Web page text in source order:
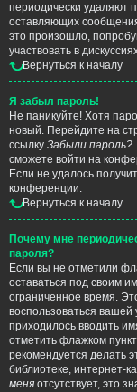
периодически удаляют
оставляющих
это произошло,
участвовать в
Вернуться к началу
Я забыл пароль!
Не паникуйте! Хотя
новый. Перейдите на
ссылку Забыли пароль?
сможете войти на
Если не удалось
конференции.
Вернуться к началу
Почему мне
пароля?
Если вы не отметили
оставаться под своим
ограниченное время.
воспользоваться вашей
приходилось вводить
отметить флажком пункт
рекомендуется делать
библиотеке, интернет-
меня отсутствует, это